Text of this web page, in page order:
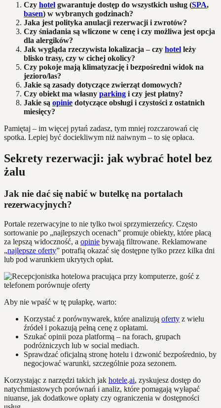
Czy hotel gwarantuje dostęp do wszystkich usług (SPA,
basen) w wybranych godzinach?
Jaka jest polityka anulacji rezerwacji i zwrotów?
Czy śniadania są wliczone w cenę i czy możliwa jest opcja
dla alergików?
Jak wygląda rzeczywista lokalizacja – czy hotel leży
blisko trasy, czy w cichej okolicy?
Czy pokoje mają klimatyzację i bezpośredni widok na
jezioro/las?
Jakie są zasady dotyczące zwierząt domowych?
Czy obiekt ma własny parking i czy jest płatny?
Jakie są opinie dotyczące obsługi i czystości z ostatnich
miesięcy?
Pamiętaj – im więcej pytań zadasz, tym mniej rozczarowań cię
spotka. Lepiej być dociekliwym niż naiwnym – to się opłaca.
Sekrety rezerwacji: jak wybrać hotel bez
żalu
Jak nie dać się nabić w butelkę na portalach
rezerwacyjnych?
Portale rezerwacyjne to nie tylko twoi sprzymierzeńcy. Często
sortowanie po „najlepszych ocenach” promuje obiekty, które płacą
za lepszą widoczność, a opinie bywają filtrowane. Reklamowane
„najlepsze oferty” potrafią okazać się dostępne tylko przez kilka dni
lub pod warunkiem ukrytych opłat.
Aby nie wpaść w tę pułapkę, warto:
Korzystać z porównywarek, które analizują oferty z wielu
źródeł i pokazują pełną cenę z opłatami.
Szukać opinii poza platformą – na forach, grupach
podróżniczych lub w social mediach.
Sprawdzać oficjalną stronę hotelu i dzwonić bezpośrednio, by
negocjować warunki, szczególnie poza sezonem.
Korzystając z narzędzi takich jak hotele.ai, zyskujesz dostęp do
natychmiastowych porównań i analiz, które pomagają wyłapać
niuanse, jak dodatkowe opłaty czy ograniczenia w dostępności